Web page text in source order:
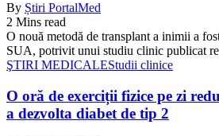
By Știri PortalMed
2 Mins read
O nouă metodă de transplant a inimii a
SUA, potrivit unui studiu clinic publicat
ŞTIRI MEDICALEStudii clinice
O oră de exerciții fizice pe zi
a dezvolta diabet de tip 2